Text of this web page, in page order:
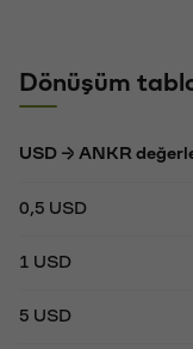
Dönüşüm
USD → ANKR
0,5 USD
1 USD
5 USD